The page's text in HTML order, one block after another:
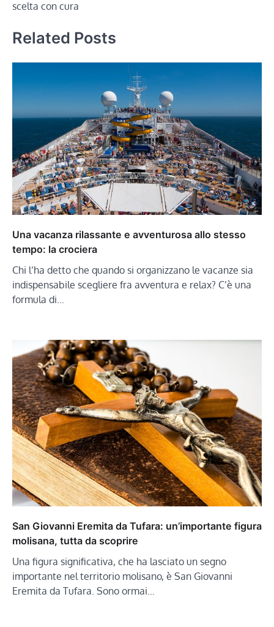
scelta con cura
Related Posts
Una vacanza rilassante e avventurosa allo stesso
tempo: la crociera
Chi l’ha detto che quando si organizzano le vacanze sia
indispensabile scegliere fra avventura e relax? C’è una
formula di…
San Giovanni Eremita da Tufara: un’importante figura
molisana, tutta da scoprire
Una figura significativa, che ha lasciato un segno
importante nel territorio molisano, è San Giovanni
Eremita da Tufara. Sono ormai…